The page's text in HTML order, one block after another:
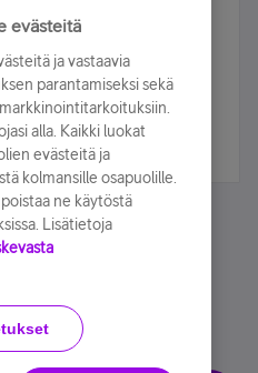
mukana arvonnassa.
statement
evästeitä
ja vastaavia
parantamiseksi sekä
alla. Kaikki luokat
evästeitä ja
kolmansille osapuolille.
ne käytöstä
Lisätietoja